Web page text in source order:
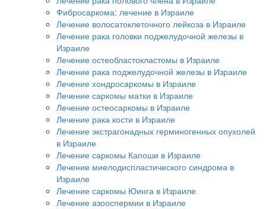
Фибросаркома: лечение в Израиле
Лечение волосатоклеточного лейкоза в Израиле
Лечение рака головки поджелудочной железы в
Израиле
Лечение остеобластокластомы в Израиле
Лечение рака поджелудочной железы в Израиле
Лечение хондросаркомы в Израиле
Лечение саркомы матки в Израиле
Лечение остеосаркомы в Израиле
Лечение рака кости в Израиле
Лечение экстрагонадных герминогенных опухолей
в Израиле
Лечение саркомы Капоши в Израиле
Лечение миелодиспластического синдрома в
Израиле
Лечение саркомы Юинга в Израиле
Лечение азооспермии в Израиле